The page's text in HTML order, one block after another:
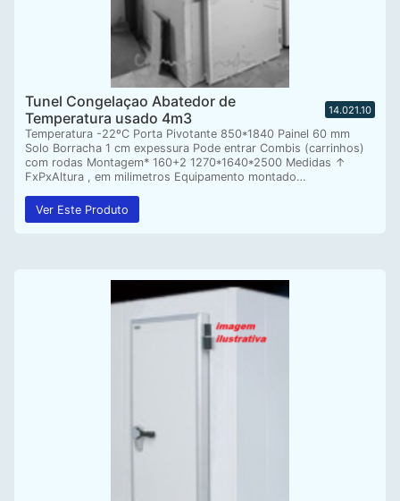
Tunel Congelaçao Abatedor de
Temperatura usado 4m3
14.021.10
Temperatura -22ºC Porta Pivotante 850*1840 Painel 60 mm
Solo Borracha 1 cm expessura Pode entrar Combis (carrinhos)
com rodas Montagem* 160+2 1270*1640*2500 Medidas ↑
FxPxAltura , em milimetros Equipamento montado…
Ver Este Produto